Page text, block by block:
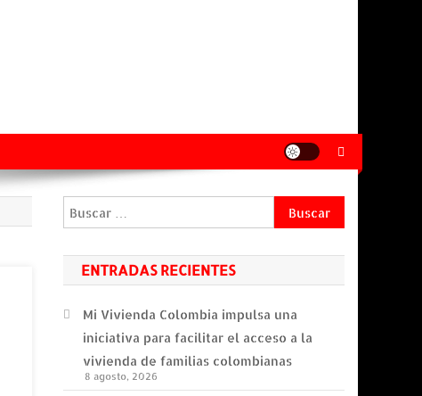
Buscar:
ENTRADAS RECIENTES
Mi Vivienda Colombia impulsa una
iniciativa para facilitar el acceso a la
vivienda de familias colombianas
8 agosto, 2026